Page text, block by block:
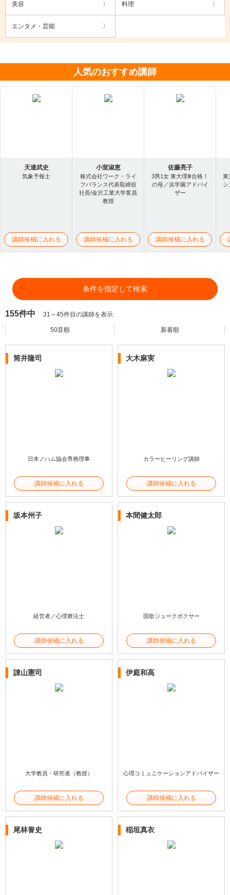
美容 料理
エンタメ・芸能
人気のおすすめ講師
天達武史
気象予報士
講師候補に入れる
小室淑恵
株式会社ワーク・ライ
フバランス代表取締役
社長/金沢工業大学客員
教授
講師候補に入れる
佐藤亮子
3男1女 東大理Ⅲ合格！
の母／浜学園アドバイ
ザー
講師候補に入れる
東
シ
条件を指定して検索
155件中 31～45件目の講師を表示
50音順 新着順
筒井隆司
日本ノハム協会専務理事
講師候補に入れる
大木麻実
カラーヒーリング講師
講師候補に入れる
坂本州子
経営者／心理療法士
講師候補に入れる
本間健太郎
国歌ジュークボクサー
講師候補に入れる
諌山憲司
大学教員・研究者（教授）
講師候補に入れる
伊庭和高
心理コミュニケーションアドバイザー
講師候補に入れる
尾林誉史 稲垣真衣